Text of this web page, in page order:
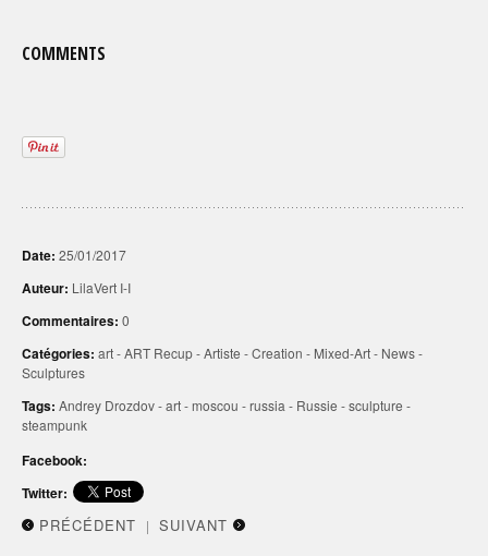
COMMENTS
Date: 25/01/2017
Auteur: LilaVert I-I
Commentaires: 0
Catégories: art-ART Recup-Artiste -Creation - Mixed-Art- News-
Sculptures
Tags: Andrey Drozdov-art-moscou -russia - Russie -sculpture -
steampunk
Facebook:
Twitter:
PRÉCÉDENT | SUIVANT